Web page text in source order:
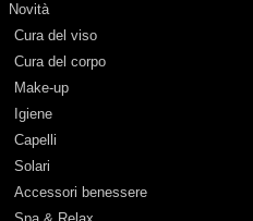
Novità
Cura del viso
Cura del corpo
Make-up
Igiene
Capelli
Solari
Accessori benessere